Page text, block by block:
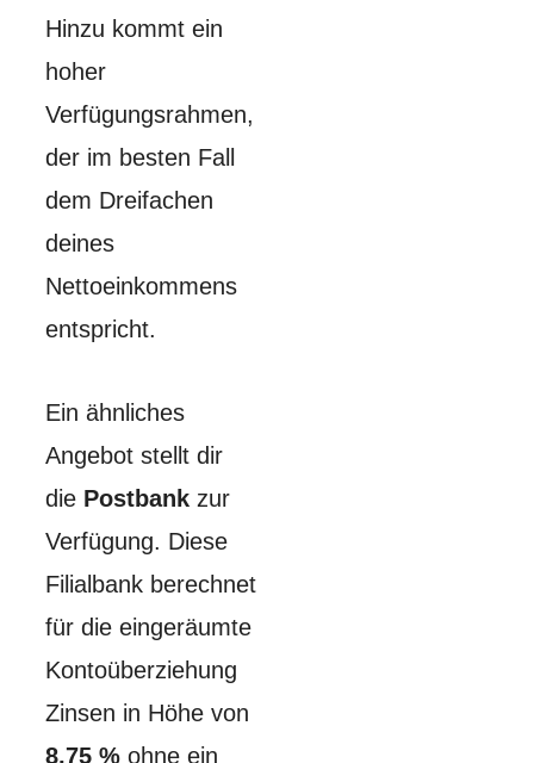
Hinzu kommt ein
hoher
Verfügungsrahmen,
der im besten Fall
dem Dreifachen
deines
Nettoeinkommens
entspricht.
Ein ähnliches
Angebot stellt dir
die Postbank zur
Verfügung. Diese
Filialbank berechnet
für die eingeräumte
Kontoüberziehung
Zinsen in Höhe von
8,75 % ohne ein